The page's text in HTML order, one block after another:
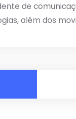
de
além dos